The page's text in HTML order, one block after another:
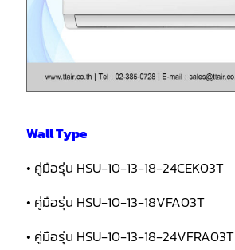
Wall Type
• คู่มือรุ่น HSU-10-13-18-24CEK03T
• คู่มือรุ่น HSU-10-13-18VFA03T
• คู่มือรุ่น HSU-10-13-18-24VFRA03T